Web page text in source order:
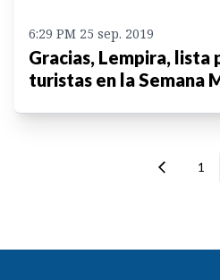
6:29 PM 25 sep. 2019
Gracias, Lempira, lista
turistas en la Semana
1